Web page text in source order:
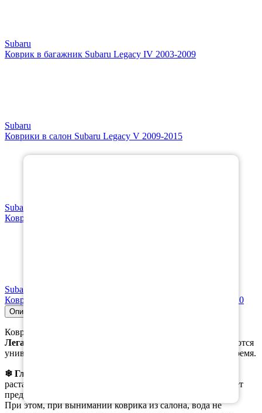
Subaru
Коврик в багажник Subaru Legacy IV 2003-2009
Subaru
Коврики в салон Subaru Legacy V 2009-2015
Subaru
Коврики в салон Subaru Legacy VI рестайлинг 2017-2020
Subaru
Коврик в багажник Subaru Legacy VI рестайлинг 2017-2020
Описание
Коврики, предназначены специально для модели
Легаси 1 поколение правый руль 1 поколение
, не являются
универсальными и имеют свои преимущества в зимнее время.
❄ Главным
растаявший снег с ботинок в ячейки коврика, что помогает
предотвратить образование луж на коврике.
При этом, при вынимании коврика из салона, вода не